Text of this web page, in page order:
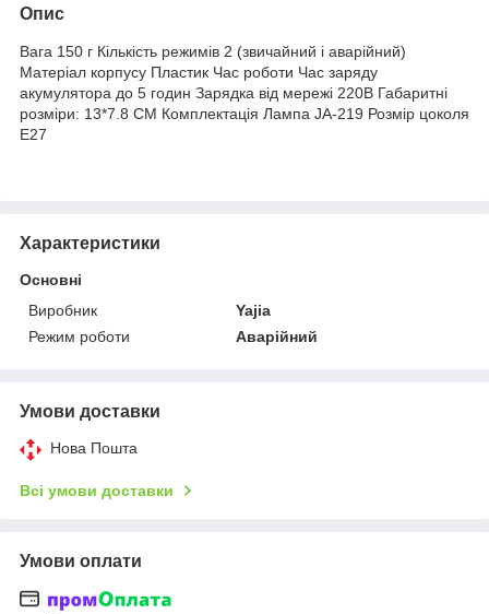
Опис
Вага 150 г Кількість режимів 2 (звичайний і аварійний)
Матеріал корпусу Пластик Час роботи Час заряду
акумулятора до 5 годин Зарядка від мережі 220В Габаритні
розміри: 13*7.8 СМ Комплектація Лампа JA-219 Розмір цоколя
Е27
Характеристики
Основні
Виробник
Yajia
Режим роботи
Аварійний
Умови доставки
Нова Пошта
Всі умови доставки
Умови оплати